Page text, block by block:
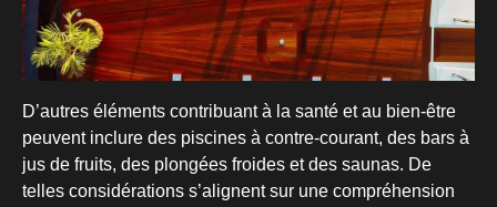
D’autres éléments contribuant à la santé et au bien-être
peuvent inclure des piscines à contre-courant, des bars à
jus de fruits, des plongées froides et des saunas. De
telles considérations s’alignent sur une compréhension